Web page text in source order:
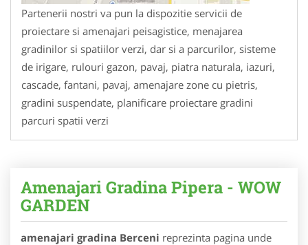
Partenerii nostri va pun la dispozitie servicii de
proiectare si amenajari peisagistice, menajarea
gradinilor si spatiilor verzi, dar si a parcurilor, sisteme
de irigare, rulouri gazon, pavaj, piatra naturala, iazuri,
cascade, fantani, pavaj, amenajare zone cu pietris,
gradini suspendate, planificare proiectare gradini
parcuri spatii verzi
Amenajari Gradina Pipera - WOW
GARDEN
amenajari gradina Berceni reprezinta pagina unde